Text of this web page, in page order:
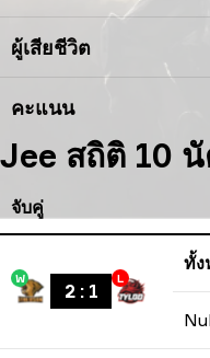
ผู้เสียชีวิต
คะแนน
Jee สถิติ 10
จับคู่
W
2: 1
L
ทั้ง